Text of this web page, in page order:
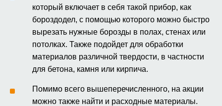
который включает в себя такой прибор, как
бороздодел, с помощью которого можно быстро
вырезать нужные борозды в полах, стенах или
потолках. Также подойдет для обработки
материалов различной твердости, в частности
для бетона, камня или кирпича.
Помимо всего вышеперечисленного, на акции
можно также найти и расходные материалы.